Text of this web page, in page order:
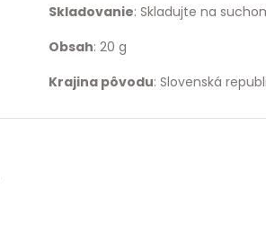
Skladovanie: Skladujte na
Obsah: 20 g
Krajina pôvodu: Slovenská